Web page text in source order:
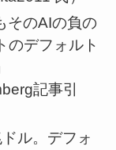
そのAIの負の
のデフォルト
記事引
ル。デフォ